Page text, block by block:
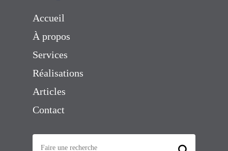
Accueil
À propos
Services
Réalisations
Articles
Contact
Rechercher